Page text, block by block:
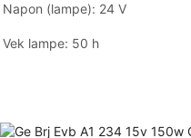
Napon (lampe): 24 V
Vek lampe: 50 h